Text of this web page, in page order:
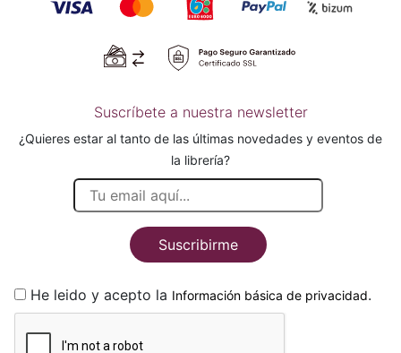
Suscríbete a nuestra newsletter
¿Quieres estar al tanto de las últimas novedades y eventos de
la librería?
Suscribirme
He leido y acepto la Información básica de privacidad.